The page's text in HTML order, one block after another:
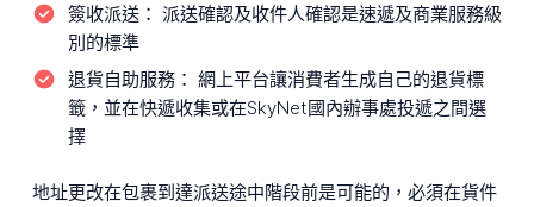
簽收派送： 派送確認及收件人確認是速遞及商業服務級
別的標準
退貨自助服務： 網上平台讓消費者生成自己的退貨標
籤，並在快遞收集或在SkyNet國內辦事處投遞之間選
擇
地址更改在包裹到達派送途中階段前是可能的，必須在貨件